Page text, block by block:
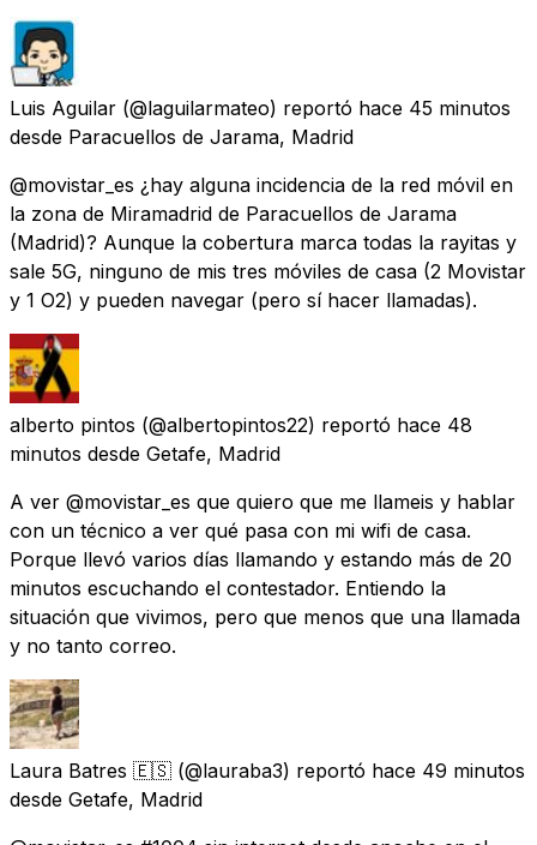
Luis Aguilar (@laguilarmateo) reportó hace 45 minutos
desde Paracuellos de Jarama, Madrid
@movistar_es ¿hay alguna incidencia de la red móvil en
la zona de Miramadrid de Paracuellos de Jarama
(Madrid)? Aunque la cobertura marca todas la rayitas y
sale 5G, ninguno de mis tres móviles de casa (2 Movistar
y 1 O2) y pueden navegar (pero sí hacer llamadas).
alberto pintos (@albertopintos22) reportó hace 48
minutos desde Getafe, Madrid
A ver @movistar_es que quiero que me llameis y hablar
con un técnico a ver qué pasa con mi wifi de casa.
Porque llevó varios días llamando y estando más de 20
minutos escuchando el contestador. Entiendo la
situación que vivimos, pero que menos que una llamada
y no tanto correo.
Laura Batres 🇪🇸 (@lauraba3) reportó hace 49 minutos
desde Getafe, Madrid